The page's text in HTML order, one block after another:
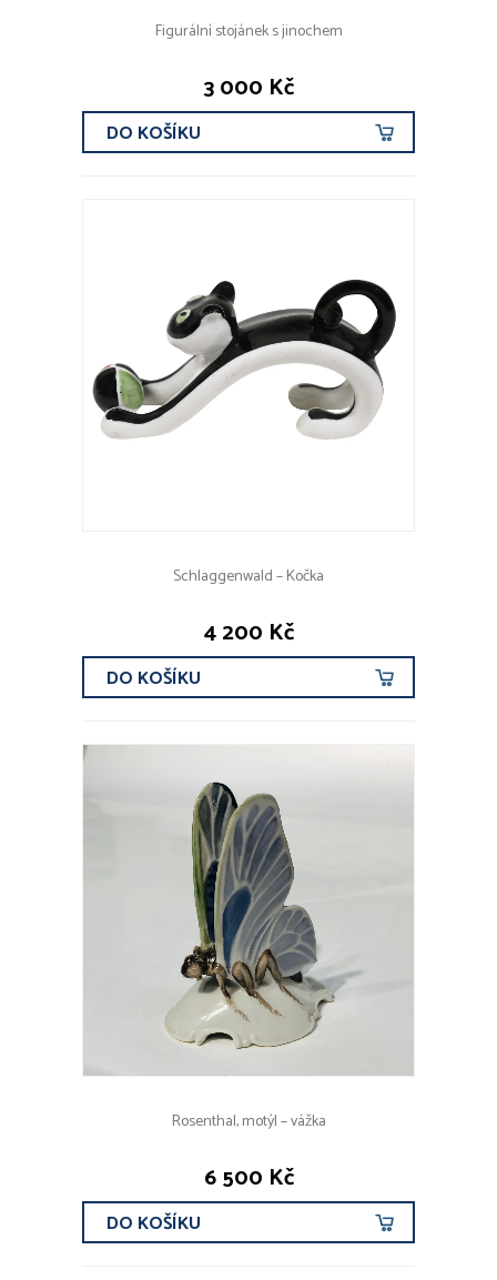
Figurální stojánek s jinochem
3 000 Kč
DO KOŠÍKU
Schlaggenwald – Kočka
4 200 Kč
DO KOŠÍKU
Rosenthal, motýl – vážka
6 500 Kč
DO KOŠÍKU